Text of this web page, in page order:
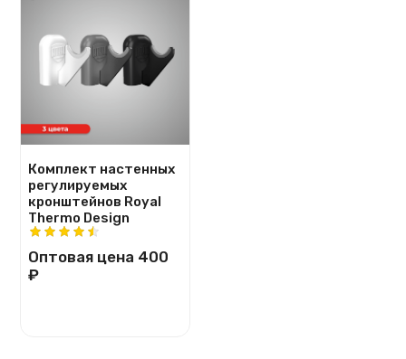
Комплект настенных
регулируемых
кронштейнов Royal
Thermo Design
Оптовая цена 400
₽